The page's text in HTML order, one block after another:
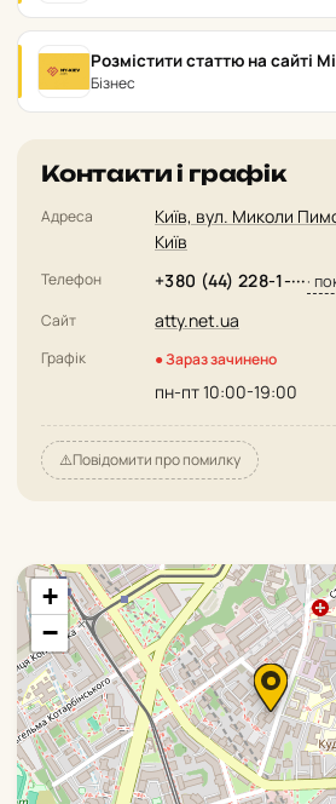
Розмістити статтю на сайті
Бізнес
Контакти і графік
Адреса
Київ, вул. Миколи
Київ
Телефон +380 (44) 228-1-····
Сайт atty.net.ua
Графік ● Зараз зачинено
пн-пт 10:00-19:00
⚠️Повідомити про помилку
+
−